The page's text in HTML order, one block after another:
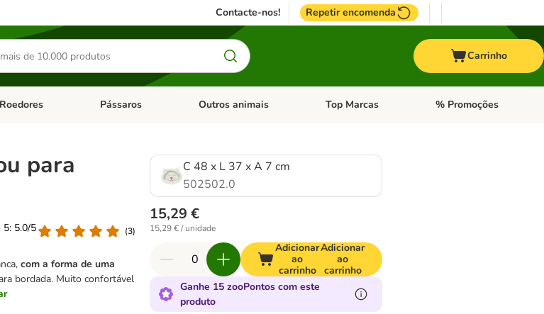
Contacte-nos! Repetir encomenda
Carrinho
menu de categoria: Antiparasitários
Roedores Abrir menu de categoria: Roedores
Pássaros Abrir menu de categoria: Pássaros
Outros animais Abrir menu de categoria: Outros animais
Top Marcas Abrir menu de categoria:
% Promoções
para
5: 5.0/5
(3)
com a forma de uma
bordada. Muito confortável
C 48 x L 37 x A 7 cm
502502.0
15,29 €
15,29 € / unidade
Adicionar
ao
carrinho
Adicionar
ao
carrinho
Ganhe 15 zooPontos com este
produto